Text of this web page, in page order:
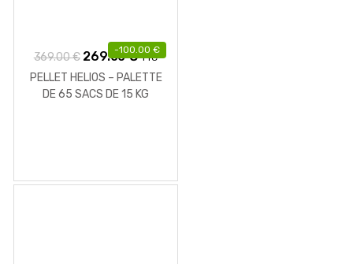
-100.00 €
369.00€ Le
prix
initial
269.00€Le
prix
actuel
TTC
PELLET HELIOS – PALETTE
DE 65 SACS DE 15 KG